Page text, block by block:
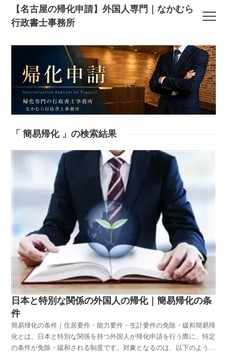
【名古屋の帰化申請】外国人専門｜なかむら
行政書士事務所
「 簡易帰化 」の検索結果
日本と特別な関係の外国人の帰化｜簡易帰化の条
件
簡易帰化の条件｜住居要件・能力要件・生計要件の免除・緩和簡易帰
化とは、日本と特別な関係を持つ外国人が帰化申請を行う際に、特定
の条件が免除・緩和される制度です。対象となるのは、以下のような